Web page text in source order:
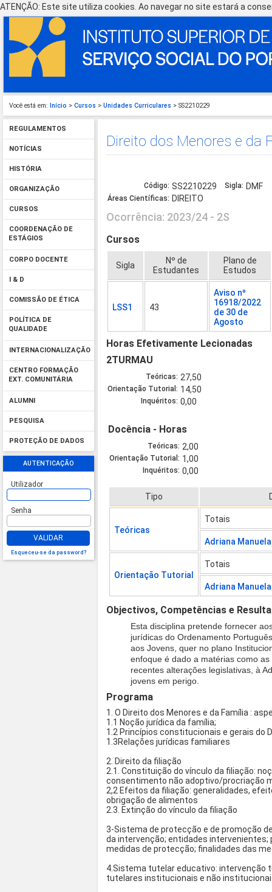
ATENÇÃO: Este site utiliza cookies. Ao navegar no site estará a
Você está em: Início > Cursos > Unidades Curriculares > SS2210229
REGULAMENTOS
NOTÍCIAS
HISTÓRIA
ORGANIZAÇÃO
CURSOS
COORDENAÇÃO DE
ESTÁGIOS
CORPO DOCENTE
I & D
COMISSÃO DE ÉTICA
POLÍTICA DE
QUALIDADE
INTERNACIONALIZAÇÃO
CENTRO FORMAÇÃO
EXT. COMUNITÁRIA
ALUMNI
PESQUISA
PROTEÇÃO DE DADOS
AUTENTICAÇÃO
Utilizador
Senha
VALIDAR
Esqueceu-se da password?
Direito dos Menores e da
Código: SS2210229 Sigla: DMF
Áreas Científicas: DIREITO
Ocorrência: 2023/24 - 2S
Cursos
Sigla
Nº de
Estudantes
Plano de
Estudos
LSS1 43
Aviso nº
16918/2022
de 30 de
Agosto
Horas Efetivamente Lecionadas
2TURMAU
Teóricas: 27,50
Orientação Tutorial: 14,50
Inquéritos: 0,00
Docência - Horas
Teóricas: 2,00
Orientação Tutorial: 1,00
Inquéritos: 0,00
Tipo
Teóricas
Totais
Adriana
Orientação Tutorial
Totais
Adriana
Objectivos, Competências e
Esta disciplina pretende fornecer
jurídicas do Ordenamento
aos Jovens, quer no plano
enfoque é dado a matérias como
recentes alterações legislativas, à
jovens em perigo.
Programa
1. O Direito dos Menores e da Família :
1.1 Noção jurídica da família;
1.2 Princípios constitucionais e gerais do
1.3Relações jurídicas familiares
2. Direito da filiação
2.1. Constituição do vínculo da filiação:
consentimento não adoptivo/procriação
2,2 Efeitos da filiação: generalidades,
obrigação de alimentos
2.3. Extinção do vínculo da filiação
3-Sistema de protecção e de promoção
da intervenção; entidades
medidas de protecção; finalidades das
4.Sistema tutelar educativo: intervenção
tutelares institucionais e não